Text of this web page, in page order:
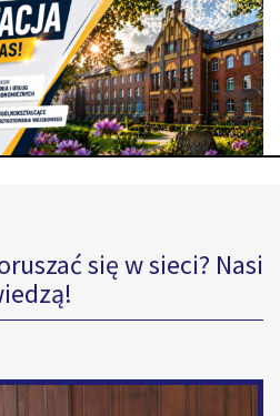
się w sieci? Nasi